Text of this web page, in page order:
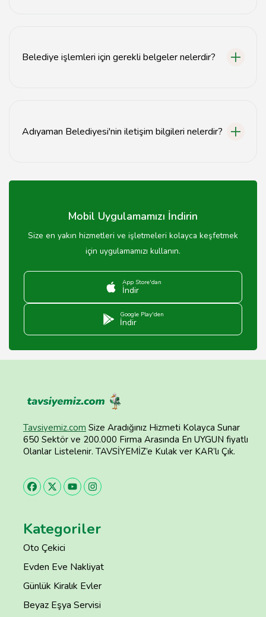
Belediye işlemleri için gerekli belgeler nelerdir?
Adıyaman Belediyesi'nin iletişim bilgileri nelerdir?
sitesinde yer almakta olup, telefon ve e-posta
Mobil Uygulamamızı İndirin
Size en yakın hizmetleri ve işletmeleri kolayca keşfetmek
için uygulamamızı kullanın.
App Store'dan
İndir
Google Play'den
İndir
Tavsiyemiz.com Size Aradığınız Hizmeti Kolayca Sunar
650 Sektör ve 200.000 Firma Arasında En UYGUN fiyatlı
Olanlar Listelenir. TAVSİYEMİZ’e Kulak ver KAR’lı Çık.
Kategoriler
Oto Çekici
Evden Eve Nakliyat
Günlük Kiralık Evler
Beyaz Eşya Servisi